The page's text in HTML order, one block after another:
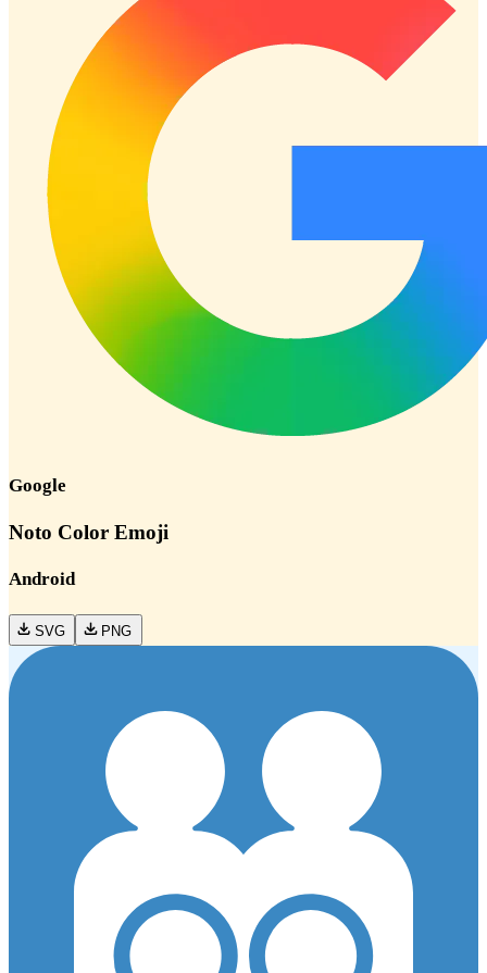
Google
Noto Color Emoji
Android
SVG PNG